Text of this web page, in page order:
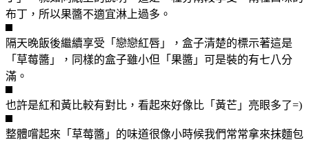
布丁，所以果醬不適宜淋上過多。
隔天晚飯後繼續享受「戀戀紅唇」，盒子清楚的標示著這是
「草莓醬」，同樣的盒子雖小但「果醬」可是裝的有七八分
滿。
也許是紅和黃比較有對比，看起來好像比「黃芒」亮眼多了=)
整體嚐起來「草莓醬」的味道很像小時候我們常常拿來抹麵包